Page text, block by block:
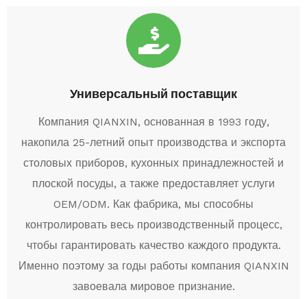
Универсальный поставщик
Компания QIANXIN, основанная в 1993 году,
накопила 25-летний опыт производства и экспорта
столовых приборов, кухонных принадлежностей и
плоской посуды, а также предоставляет услуги
OEM/ODM. Как фабрика, мы способны
контролировать весь производственный процесс,
чтобы гарантировать качество каждого продукта.
Именно поэтому за годы работы компания QIANXIN
завоевала мировое признание.